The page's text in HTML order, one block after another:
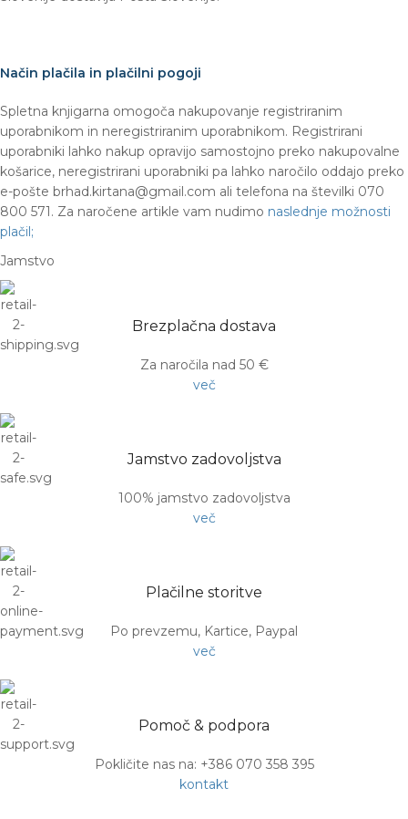
Način plačila in plačilni pogoji
Spletna knjigarna omogoča nakupovanje registriranim
uporabnikom in neregistriranim uporabnikom. Registrirani
uporabniki lahko nakup opravijo samostojno preko nakupovalne
košarice, neregistrirani uporabniki pa lahko naročilo oddajo preko
e-pošte brhad.kirtana@gmail.com ali telefona na številki 070
800 571. Za naročene artikle vam nudimo naslednje možnosti
plačil;
Jamstvo
Brezplačna dostava
Za naročila nad 50 €
več
Jamstvo zadovoljstva
100% jamstvo zadovoljstva
več
Plačilne storitve
Po prevzemu, Kartice, Paypal
več
Pomoč & podpora
Pokličite nas na: +386 070 358 395
kontakt